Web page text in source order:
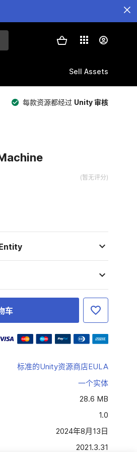
Sell Assets
每款资源都经过 Unity 审核
(暂无评分)
车
标准的Unity资源商店EULA
一个实体
28.6 MB
1.0
2024年8月13日
2021.3.31